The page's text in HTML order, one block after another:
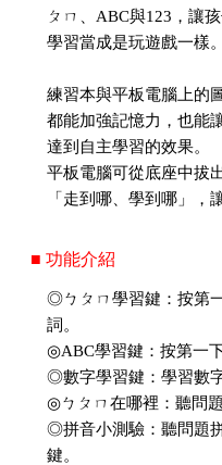
ㄆㄇ、ABC與123，讓
學習當成是玩遊戲一樣。
練習本與平板電腦上的
都能加強記憶力，也能
達到自主學習的效果。
平板電腦可從底座中拔
「走到哪、學到哪」，
■ 功能介紹
◎ㄅㄆㄇ學習鍵：按第
詞。
◎ABC學習鍵：按第一
◎數字學習鍵：學習數
◎ㄅㄆㄇ在哪裡：聽問
◎拼音小測驗：聽問題
鍵。